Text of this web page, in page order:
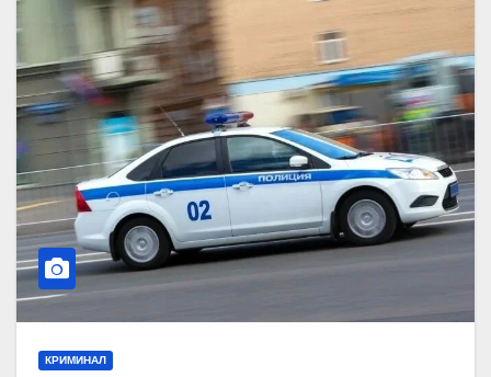
КРИМИНАЛ